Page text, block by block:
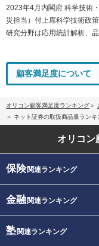
2023年4月内閣府 科学技術
災担当）付上席科学技術政
研究分野は応用統計解析、
顧客満足度について
オリコン顧客満足度ランキング
ネット証券の取扱商品量ランキ
オリコン
保険関連ランキング
金融関連ランキング
塾関連ランキング